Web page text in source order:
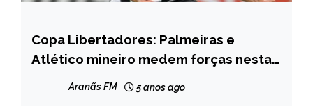
ESPORTES
NOTÍCIAS
Copa Libertadores: Palmeiras e
Atlético mineiro medem forças nesta
Aranãs FM 5 anos ago